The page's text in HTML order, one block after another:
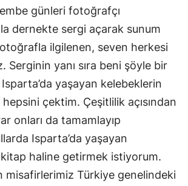
günleri fotoğrafçı
dernekte sergi açarak sunum
ilgilenen, seven herkesi
Serginin yanı sıra beni şöyle bir
yaşayan kelebeklerin
çektim. Çeşitlilik açısından
onları da tamamlayıp
Isparta’da yaşayan
haline getirmek istiyorum.
misafirlerimiz Türkiye genelindeki